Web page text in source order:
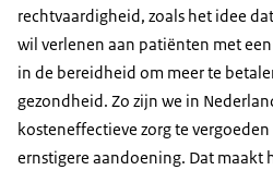
rechtvaardigheid, zoals het idee
wil verlenen aan patiënten met
in de bereidheid om meer te
gezondheid. Zo zijn we in
kosteneffectieve zorg te
ernstigere aandoening. Dat maakt